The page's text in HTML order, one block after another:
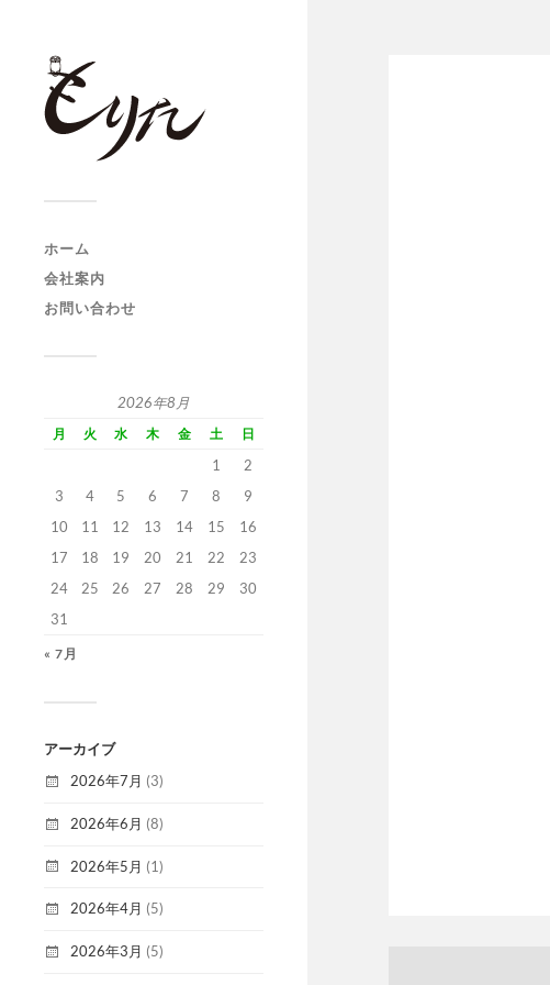
ホーム
会社案内
お問い合わせ
2026年8月
月 火 水 木 金 土 日
1
2
3
4 5 6 7 8
9
10
11 12 13 14 15
16
17
18 19 20 21 22
23
24
25 26 27 28 29
30
31
« 7月
アーカイブ
2026年7月 (3)
2026年6月 (8)
2026年5月 (1)
2026年4月 (5)
2026年3月 (5)